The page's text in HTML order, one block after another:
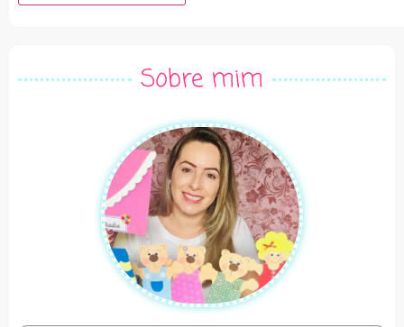
Sobre mim